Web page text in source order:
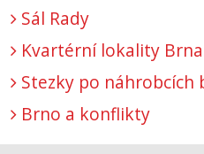
Sál Rady
Kvartérní lokality Brna
Stezky po
Brno a konflikty